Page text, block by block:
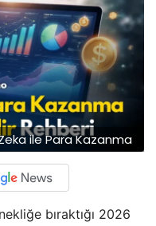
ile Para Kazanma
bıraktığı 2026